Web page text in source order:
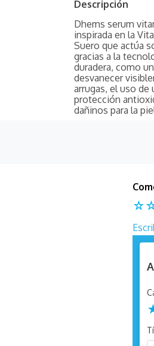
Descripción
Dhems serum
inspirada en la
Suero que actúa
gracias a la
duradera, como
desvanecer
arrugas, el uso
protección
dañinos para la
☆